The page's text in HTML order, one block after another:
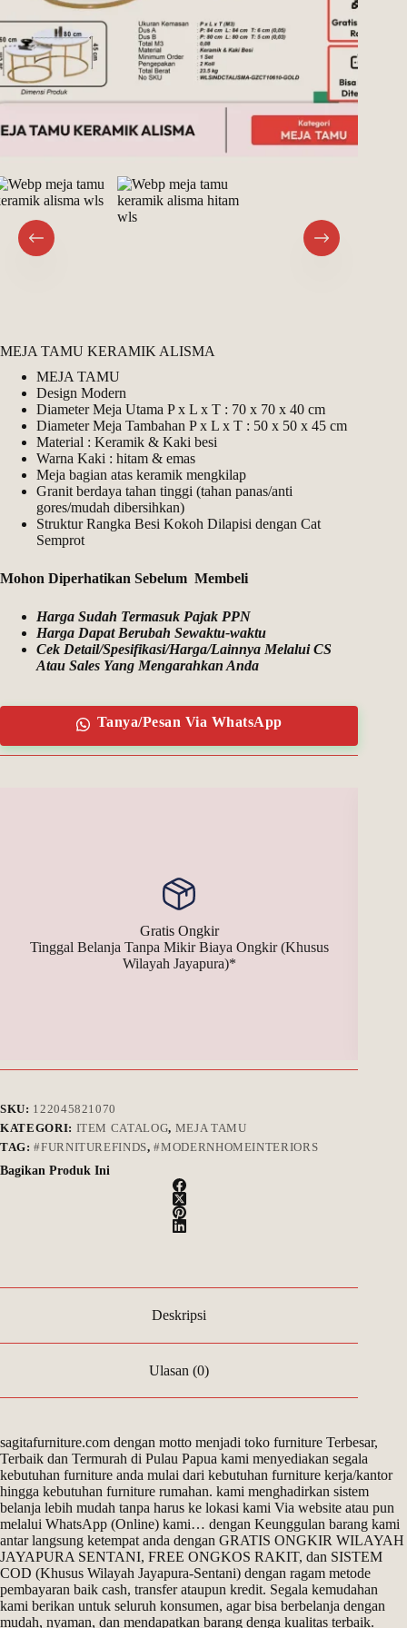
MEJA TAMU KERAMIK ALISMA
MEJA TAMU
Design Modern
Diameter Meja Utama P x L x T : 70 x 70 x 40 cm
Diameter Meja Tambahan P x L x T : 50 x 50 x 45 cm
Material : Keramik & Kaki besi
Warna Kaki : hitam & emas
Meja bagian atas keramik mengkilap
Granit berdaya tahan tinggi (tahan panas/anti
gores/mudah dibersihkan)
Struktur Rangka Besi Kokoh Dilapisi dengan Cat
Semprot
Mohon Diperhatikan Sebelum Membeli
Harga Sudah Termasuk Pajak PPN
Harga Dapat Berubah Sewaktu-waktu
Cek Detail/Spesifikasi/Harga/Lainnya Melalui CS
Atau Sales Yang Mengarahkan Anda
Tanya/Pesan Via WhatsApp
Gratis Ongkir
Tinggal Belanja Tanpa Mikir Biaya Ongkir (Khusus
Wilayah Jayapura)*
SKU: 122045821070
KATEGORI: ITEM CATALOG, MEJA TAMU
TAG:#FURNITUREFINDS,#MODERNHOMEINTERIORS
Bagikan Produk Ini
Deskripsi
Ulasan (0)
sagitafurniture.com dengan motto menjadi toko furniture Terbesar,
Terbaik dan Termurah di Pulau Papua kami menyediakan segala
kebutuhan furniture anda mulai dari kebutuhan furniture kerja/kantor
hingga kebutuhan furniture rumahan. kami menghadirkan sistem
belanja lebih mudah tanpa harus ke lokasi kami Via website atau pun
melalui WhatsApp (Online) kami… dengan Keunggulan barang kami
antar langsung ketempat anda dengan GRATIS ONGKIR WILAYAH
JAYAPURA SENTANI, FREE ONGKOS RAKIT, dan SISTEM
COD (Khusus Wilayah Jayapura-Sentani) dengan ragam metode
pembayaran baik cash, transfer ataupun kredit. Segala kemudahan
kami berikan untuk seluruh konsumen, agar bisa berbelanja dengan
mudah, nyaman, dan mendapatkan barang denga kualitas terbaik.